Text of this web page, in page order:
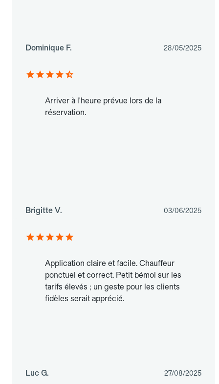
Dominique F. 28/05/2025
Arriver à l'heure prévue lors de la
réservation.
Brigitte V. 03/06/2025
Application claire et facile. Chauffeur
ponctuel et correct. Petit bémol sur les
tarifs élevés ; un geste pour les clients
fidèles serait apprécié.
Luc G. 27/08/2025